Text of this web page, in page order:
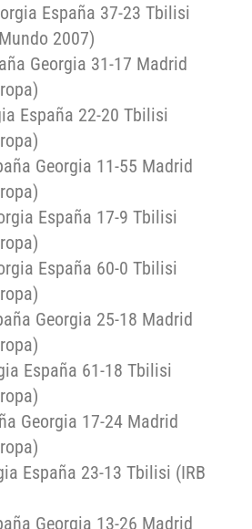
España 37-23 Tbilisi
2007)
Georgia 31-17 Madrid
España 22-20 Tbilisi
Georgia 11-55 Madrid
España 17-9 Tbilisi
España 60-0 Tbilisi
Georgia 25-18 Madrid
España 61-18 Tbilisi
Georgia 17-24 Madrid
España 23-13 Tbilisi (IRB
Georgia 13-26 Madrid